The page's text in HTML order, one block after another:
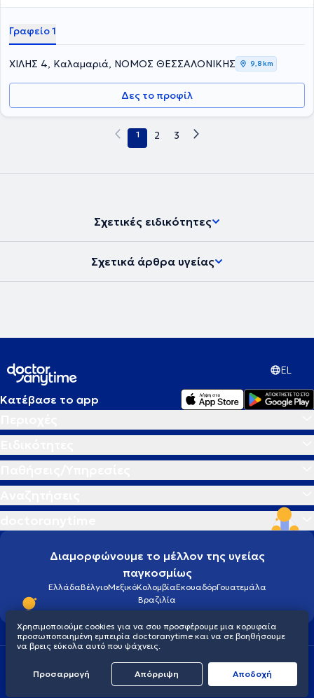
Γραφείο 1
ΧΙΛΗΣ 4, Καλαμαριά, ΝΟΜΟΣ ΘΕΣΣΑΛΟΝΙΚΗΣ 9,8 km
Δες το προφίλ
1 2 3
Σχετικές ειδικότητες
Σχετικά άρθρα υγείας
EL
Κατέβασε το app
Διαμορφώνουμε το μέλλον της υγείας
παγκοσμίως
ΕλλάδαΒέλγιοΜεξικόΚολομβίαΕκουαδόρΓουατεμάλα
Βραζιλία
Πολιτική προστασίας προσωπικού απορρήτου
© 2026 doctoranytime
Χρησιμοποιούμε cookies για να σου προσφέρουμε μια κορυφαία
προσωποποιημένη εμπειρία doctoranytime και να σε βοηθήσουμε
να βρεις εύκολα αυτό που ψάχνεις.
Προσαρμογή Απόρριψη Aποδοχή